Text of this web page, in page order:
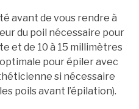
avant de vous rendre à
du poil nécessaire pour
et de 10 à 15 millimètres
pour épiler avec
si nécessaire
poils avant l’épilation).